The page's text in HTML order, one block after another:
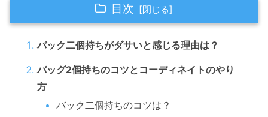
目次
バック二個持ちがダサいと感じる理由は？
バッグ2個持ちのコツとコーディネイトのやり
方
バック二個持ちのコツは？